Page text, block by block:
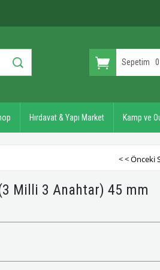
Sepetim 0
Hırdavat & Yapı Market Kamp ve
< < Önceki
Milli 3 Anahtar) 45 mm